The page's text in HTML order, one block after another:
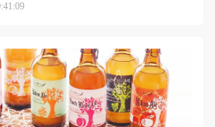
拥有了难以抗拒的诱惑。包裹着